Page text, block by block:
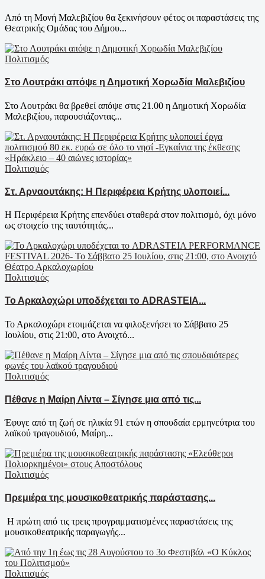
Από τη Μονή Μαλεβιζίου θα ξεκινήσουν φέτος οι παραστάσεις της
Θεατρικής Ομάδας του Δήμου...
Πολιτισμός
Στο Λουτράκι απόψε η Δημοτική Χορωδία Μαλεβιζίου
Στο Λουτράκι θα βρεθεί απόψε στις 21.00 η Δημοτική Χορωδία
Μαλεβιζίου, παρουσιάζοντας...
Πολιτισμός
Στ. Αρναουτάκης: Η Περιφέρεια Κρήτης υλοποιεί...
Η Περιφέρεια Κρήτης επενδύει σταθερά στον πολιτισμό, όχι μόνο
ως στοιχείο της ταυτότητάς...
Πολιτισμός
Το Αρκαλοχώρι υποδέχεται το ADRASTEIA...
Το Αρκαλοχώρι ετοιμάζεται να φιλοξενήσει το Σάββατο 25
Ιουλίου, στις 21:00, στο Ανοιχτό...
Πολιτισμός
Πέθανε η Μαίρη Λίντα – Σίγησε μια από τις...
Έφυγε από τη ζωή σε ηλικία 91 ετών η σπουδαία ερμηνεύτρια του
λαϊκού τραγουδιού, Μαίρη...
Πολιτισμός
Πρεμιέρα της μουσικοθεατρικής παράστασης...
Η πρώτη από τις τρεις προγραμματισμένες παραστάσεις της
μουσικοθεατρικής παραγωγής...
Πολιτισμός